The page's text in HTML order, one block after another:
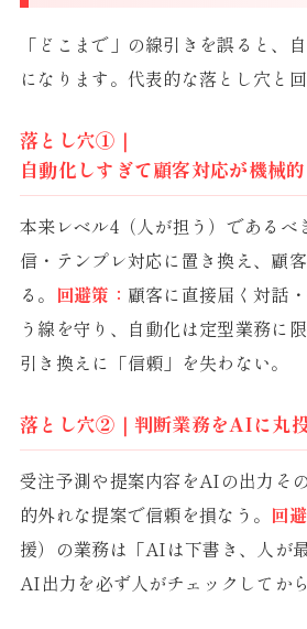
「どこまで」の線引きを誤ると、
になります。代表的な落とし穴と
落とし穴①｜
自動化しすぎて顧客対応が機械
本来レベル4（人が担う）であるべ
信・テンプレ対応に置き換え、顧
る。 回避策： 顧客に直接届く対話
う線を守り、自動化は定型業務に
引き換えに「信頼」を失わない。
落とし穴②｜判断業務をAIに丸
受注予測や提案内容をAIの出力そ
的外れな提案で信頼を損なう。 回
援）の業務は「AIは下書き、人が
AI出力を必ず人がチェックしてから